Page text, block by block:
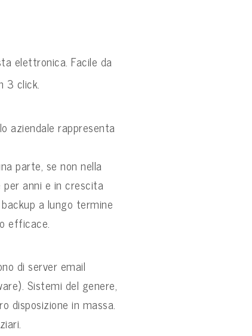
elettronica. Facile da
3 click.
aziendale rappresenta
parte, se non nella
anni e in crescita
a lungo termine
efficace.
di server email
Sistemi del genere,
disposizione in massa.